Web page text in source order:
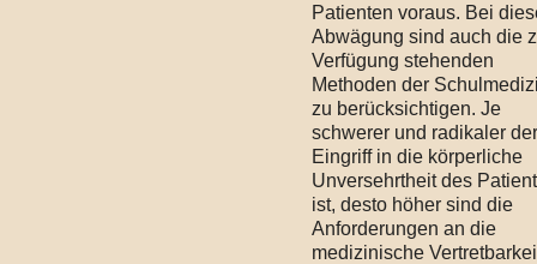
Patienten voraus. Bei
Abwägung sind auch die
Verfügung stehenden
Methoden der
zu berücksichtigen. Je
schwerer und radikaler der
Eingriff in die körperliche
Unversehrtheit des
ist, desto höher sind die
Anforderungen an die
medizinische